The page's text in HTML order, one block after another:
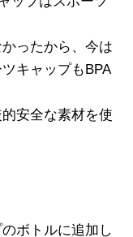
ったから、今は
キャップもBPA
安全な素材を使
ボトルに追加し